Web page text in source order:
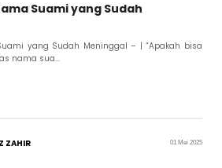
Suami yang Sudah
yang Sudah Meninggal – | “Apakah bisa
nama sua...
ZAHIR 01 Mei 2025